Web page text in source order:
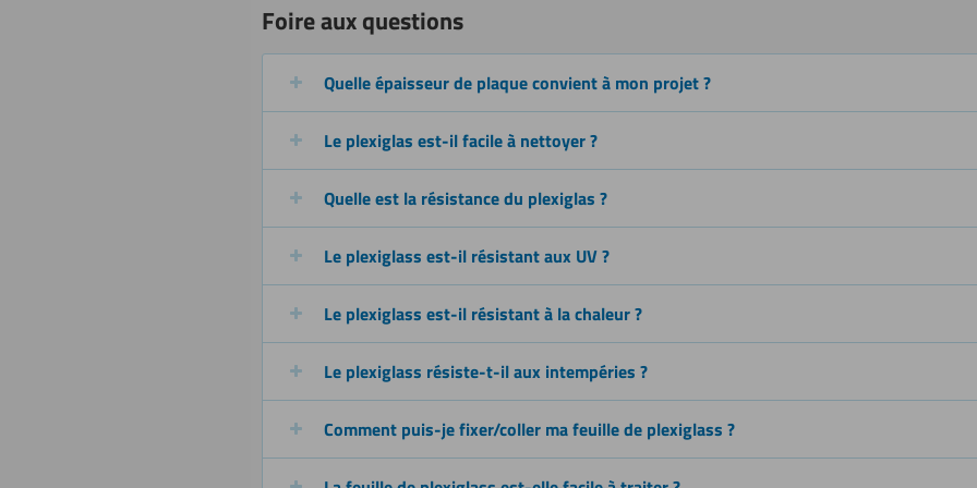
circulaire)
Découpe à
l’eau
Découper
Revêtir Soudage
Foire aux questions
Quelle épaisseur de plaque convient à mon projet ?
Le plexiglas est-il facile à nettoyer ?
Quelle est la résistance du plexiglas ?
Le plexiglass est-il résistant aux UV ?
Le plexiglass est-il résistant à la chaleur ?
Le plexiglass résiste-t-il aux intempéries ?
Comment puis-je fixer/coller ma feuille de plexiglass ?